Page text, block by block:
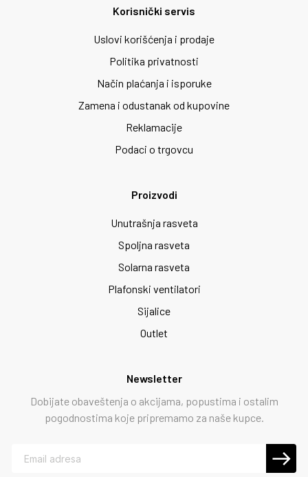
Korisnički servis
Uslovi korišćenja i prodaje
Politika privatnosti
Način plaćanja i isporuke
Zamena i odustanak od kupovine
Reklamacije
Podaci o trgovcu
Proizvodi
Unutrašnja rasveta
Spoljna rasveta
Solarna rasveta
Plafonski ventilatori
Sijalice
Outlet
Newsletter
Dobijate obaveštenja o akcijama, popustima i ostalim
pogodnostima koje pripremamo za naše kupce.